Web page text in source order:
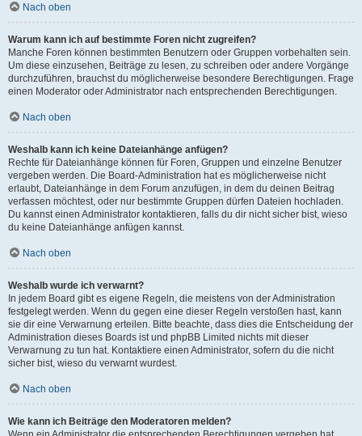
Nach oben
Warum kann ich auf bestimmte Foren nicht zugreifen?
Manche Foren können bestimmten Benutzern oder Gruppen vorbehalten sein.
Um diese einzusehen, Beiträge zu lesen, zu schreiben oder andere Vorgänge
durchzuführen, brauchst du möglicherweise besondere Berechtigungen. Frage
einen Moderator oder Administrator nach entsprechenden Berechtigungen.
Nach oben
Weshalb kann ich keine Dateianhänge anfügen?
Rechte für Dateianhänge können für Foren, Gruppen und einzelne Benutzer
vergeben werden. Die Board-Administration hat es möglicherweise nicht
erlaubt, Dateianhänge in dem Forum anzufügen, in dem du deinen Beitrag
verfassen möchtest, oder nur bestimmte Gruppen dürfen Dateien hochladen.
Du kannst einen Administrator kontaktieren, falls du dir nicht sicher bist, wieso
du keine Dateianhänge anfügen kannst.
Nach oben
Weshalb wurde ich verwarnt?
In jedem Board gibt es eigene Regeln, die meistens von der Administration
festgelegt werden. Wenn du gegen eine dieser Regeln verstoßen hast, kann
sie dir eine Verwarnung erteilen. Bitte beachte, dass dies die Entscheidung der
Administration dieses Boards ist und phpBB Limited nichts mit dieser
Verwarnung zu tun hat. Kontaktiere einen Administrator, sofern du die nicht
sicher bist, wieso du verwarnt wurdest.
Nach oben
Wie kann ich Beiträge den Moderatoren melden?